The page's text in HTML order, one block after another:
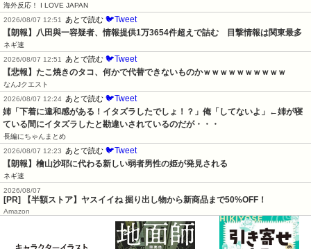
海外反応！ I LOVE JAPAN
2026/08/07 12:51
あとで読む 🐦Tweet
【朗報】八田與一容疑者、情報提供1万3654件超えで詰む　目撃情報は関東最多
ネギ速
2026/08/07 12:51
あとで読む 🐦Tweet
【悲報】たこ焼きのタコ、何かで代替できないものかｗｗｗｗｗｗｗｗｗｗ
なんJクエスト
2026/08/07 12:24 あとで読む 🐦Tweet
姉「下着に違和感がある！イタズラしたでしょ！？」俺「してないよ」←姉が寝
ている間にイタズラしたと勘違いされているのだが・・・
長編にちゃんまとめ
2026/08/07 12:23
あとで読む 🐦Tweet
【朗報】檜山沙耶に代わる新しい弱者男性の姫が発見される
ネギ速
2026/08/07
[PR] 【半額ストア】ヤスイイね 掘り出し物から新商品まで50%OFF！
Amazon